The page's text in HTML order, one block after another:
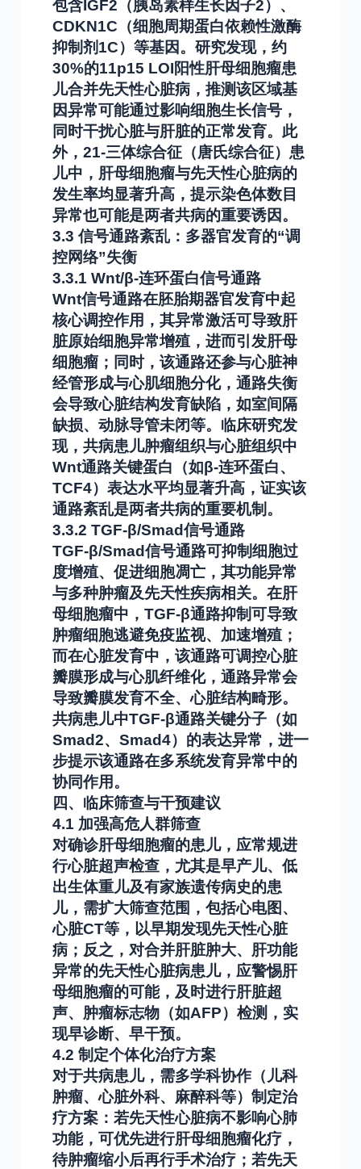
包含IGF2（胰岛素样生长因子2）、
CDKN1C（细胞周期蛋白依赖性激酶
抑制剂1C）等基因。研究发现，约
30%的11p15 LOI阳性肝母细胞瘤患
儿合并先天性心脏病，推测该区域基
因异常可能通过影响细胞生长信号，
同时干扰心脏与肝脏的正常发育。此
外，21-三体综合征（唐氏综合征）患
儿中，肝母细胞瘤与先天性心脏病的
发生率均显著升高，提示染色体数目
异常也可能是两者共病的重要诱因。
3.3 信号通路紊乱：多器官发育的“调
控网络”失衡
3.3.1 Wnt/β-连环蛋白信号通路
Wnt信号通路在胚胎期器官发育中起
核心调控作用，其异常激活可导致肝
脏原始细胞异常增殖，进而引发肝母
细胞瘤；同时，该通路还参与心脏神
经管形成与心肌细胞分化，通路失衡
会导致心脏结构发育缺陷，如室间隔
缺损、动脉导管未闭等。临床研究发
现，共病患儿肿瘤组织与心脏组织中
Wnt通路关键蛋白（如β-连环蛋白、
TCF4）表达水平均显著升高，证实该
通路紊乱是两者共病的重要机制。
3.3.2 TGF-β/Smad信号通路
TGF-β/Smad信号通路可抑制细胞过
度增殖、促进细胞凋亡，其功能异常
与多种肿瘤及先天性疾病相关。在肝
母细胞瘤中，TGF-β通路抑制可导致
肿瘤细胞逃避免疫监视、加速增殖；
而在心脏发育中，该通路可调控心脏
瓣膜形成与心肌纤维化，通路异常会
导致瓣膜发育不全、心脏结构畸形。
共病患儿中TGF-β通路关键分子（如
Smad2、Smad4）的表达异常，进一
步提示该通路在多系统发育异常中的
协同作用。
四、临床筛查与干预建议
4.1 加强高危人群筛查
对确诊肝母细胞瘤的患儿，应常规进
行心脏超声检查，尤其是早产儿、低
出生体重儿及有家族遗传病史的患
儿，需扩大筛查范围，包括心电图、
心脏CT等，以早期发现先天性心脏
病；反之，对合并肝脏肿大、肝功能
异常的先天性心脏病患儿，应警惕肝
母细胞瘤的可能，及时进行肝脏超
声、肿瘤标志物（如AFP）检测，实
现早诊断、早干预。
4.2 制定个体化治疗方案
对于共病患儿，需多学科协作（儿科
肿瘤、心脏外科、麻醉科等）制定治
疗方案：若先天性心脏病不影响心肺
功能，可优先进行肝母细胞瘤化疗，
待肿瘤缩小后再行手术治疗；若先天